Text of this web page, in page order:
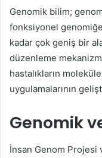
Genomik bilim;
fonksiyonel
kadar çok geniş bir
düzenleme
hastalıkların
uygulamalarının
Genomik
İnsan Genom Projesi